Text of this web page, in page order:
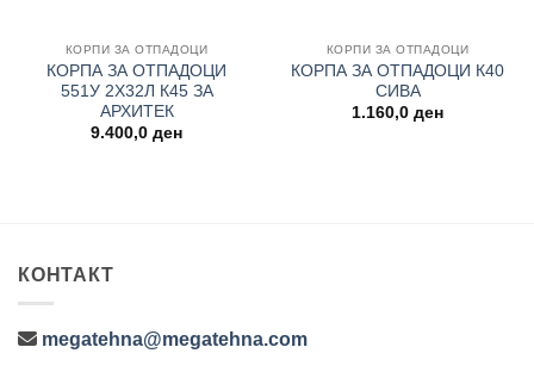
КОРПИ ЗА ОТПАДОЦИ
КОРПА ЗА ОТПАДОЦИ
551У 2Х32Л К45 ЗА
АРХИТЕК
9.400,0 ден
КОРПИ ЗА ОТПАДОЦИ
КОРПА ЗА ОТПАДОЦИ К40
СИВА
1.160,0 ден
КОНТАКТ
megatehna@megatehna.com